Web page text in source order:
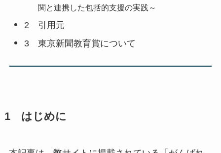
関と連携した包括的支援の実践～
2 引用元
3 東京新聞教育賞について
1 はじめに